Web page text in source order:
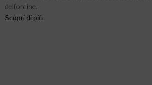
dell’ordine.
Scopri di più